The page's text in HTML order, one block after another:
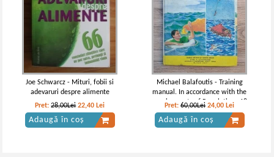
Joe Schwarcz - Mituri, fobii si
adevaruri despre alimente
Pret:28,00Lei 22,40 Lei
Adaugă în coș
Michael Balafoutis - Training
manual. In accordance with the
requirements of Regulations 18
and 51, Chapter III of the 1983
Ammendaments to the SOLAS
Pret:60,00Lei 24,00 Lei
Adaugă în coș